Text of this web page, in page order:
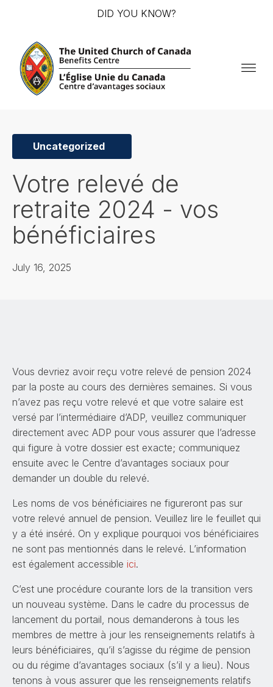
DID YOU KNOW?
Uncategorized
Votre relevé de
retraite 2024 - vos
bénéficiaires
July 16, 2025
Vous devriez avoir reçu votre relevé de pension 2024
par la poste au cours des dernières semaines. Si vous
n’avez pas reçu votre relevé et que votre salaire est
versé par l’intermédiaire d’ADP, veuillez communiquer
directement avec ADP pour vous assurer que l’adresse
qui figure à votre dossier est exacte; communiquez
ensuite avec le Centre d’avantages sociaux pour
demander un double du relevé.
Les noms de vos bénéficiaires ne figureront pas sur
votre relevé annuel de pension. Veuillez lire le feuillet qui
y a été inséré. On y explique pourquoi vos bénéficiaires
ne sont pas mentionnés dans le relevé. L’information
est également accessible ici.
C’est une procédure courante lors de la transition vers
un nouveau système. Dans le cadre du processus de
lancement du portail, nous demanderons à tous les
membres de mettre à jour les renseignements relatifs à
leurs bénéficiaires, qu’il s’agisse du régime de pension
ou du régime d’avantages sociaux (s’il y a lieu). Nous
tenons à vous assurer que les renseignements relatifs